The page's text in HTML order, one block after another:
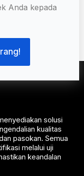
Anda kepada
solusi
kualitas
pasokan. Semua
melalui uji
keandalan